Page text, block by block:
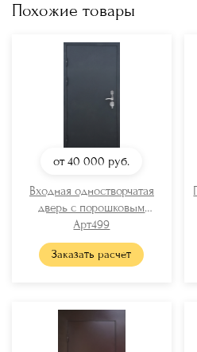
Похожие товары
от 40 000 руб.
Входная одностворчатая
дверь с порошковым
окрашиванием
Арт499
Заказать расчет